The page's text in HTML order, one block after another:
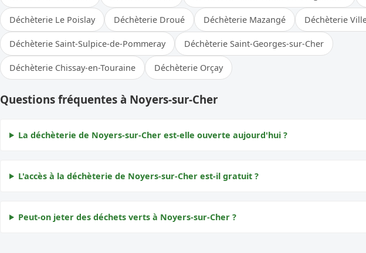
Déchèterie Le Poislay Déchèterie Droué Déchèterie Mazangé Déchèterie
Déchèterie Saint-Sulpice-de-Pommeray Déchèterie Saint-Georges-sur-Cher
Déchèterie Chissay-en-Touraine Déchèterie Orçay
Questions fréquentes à Noyers-sur-Cher
La déchèterie de Noyers-sur-Cher est-elle ouverte aujourd'hui ?
L'accès à la déchèterie de Noyers-sur-Cher est-il gratuit ?
Peut-on jeter des déchets verts à Noyers-sur-Cher ?